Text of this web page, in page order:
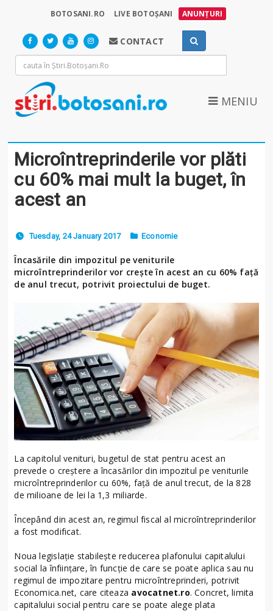
BOTOSANI.RO LIVE BOTOȘANI ANUNȚURI
CONTACT
MENIU
Microîntreprinderile vor plăti
cu 60% mai mult la buget, în
acest an
Tuesday, 24 January 2017 Economie
Încasările din impozitul pe veniturile
microîntreprinderilor vor creşte în acest an cu 60% faţă
de anul trecut, potrivit proiectului de buget.
La capitolul venituri, bugetul de stat pentru acest an
prevede o creştere a încasărilor din impozitul pe veniturile
microîntreprinderilor cu 60%, faţă de anul trecut, de la 828
de milioane de lei la 1,3 miliarde.
Începând din acest an, regimul fiscal al microîntreprinderilor
a fost modificat.
Noua legislaţie stabileşte reducerea plafonului capitalului
social la înființare, în funcție de care se poate aplica sau nu
regimul de impozitare pentru microîntreprinderi, potrivit
Economica.net, care citeaza avocatnet.ro. Concret, limita
capitalului social pentru care se poate alege plata